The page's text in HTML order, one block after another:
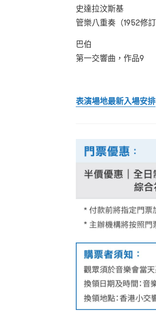
史達拉汶斯基
管樂八重奏（1952修訂
巴伯
第一交響曲，作品9
表演場地最新入場安排